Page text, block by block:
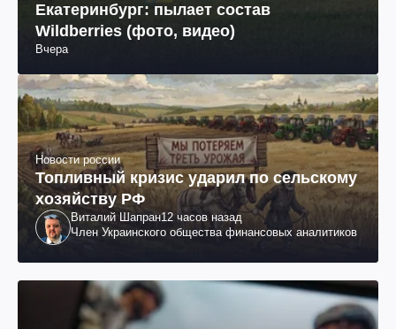
Екатеринбург: пылает состав
Wildberries (фото, видео)
Вчера
Новости россии
Топливный кризис ударил по сельскому
хозяйству РФ
Виталий Шапран12 часов назад
Член Украинского общества финансовых аналитиков